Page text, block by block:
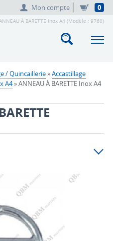
Mon compte 0
À BARETTE Inox A4 (Modèle : 9760)
/ Quincaillerie»Accastillage
A4» ANNEAU À BARETTE Inox A4